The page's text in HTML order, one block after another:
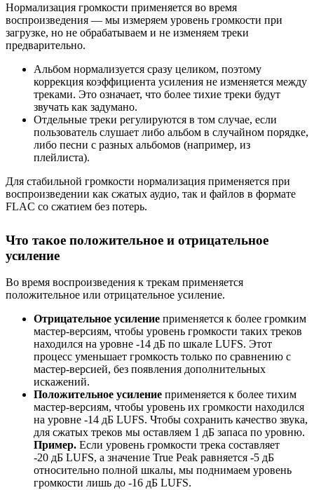
Нормализация громкости применяется во время
воспроизведения — мы измеряем уровень громкости при
загрузке, но не обрабатываем и не изменяем треки
предварительно.
Альбом нормализуется сразу целиком, поэтому
коррекция коэффициента усиления не изменяется между
треками. Это означает, что более тихие треки будут
звучать как задумано.
Отдельные треки регулируются в том случае, если
пользователь слушает либо альбом в случайном порядке,
либо песни с разных альбомов (например, из
плейлиста).
Для стабильной громкости нормализация применяется при
воспроизведении как сжатых аудио, так и файлов в формате
FLAC со сжатием без потерь.
Что такое положительное и отрицательное
усиление
Во время воспроизведения к трекам применяется
положительное или отрицательное усиление.
Отрицательное усиление применяется к более громким
мастер-версиям, чтобы уровень громкости таких треков
находился на уровне -14 дБ по шкале LUFS. Этот
процесс уменьшает громкость только по сравнению с
мастер-версией, без появления дополнительных
искажений.
Положительное усиление применяется к более тихим
мастер-версиям, чтобы уровень их громкости находился
на уровне -14 дБ LUFS. Чтобы сохранить качество звука,
для сжатых треков мы оставляем 1 дБ запаса по уровню.
Пример. Если уровень громкости трека составляет
-20 дБ LUFS, а значение True Peak равняется -5 дБ
относительно полной шкалы, мы поднимаем уровень
громкости лишь до -16 дБ LUFS.